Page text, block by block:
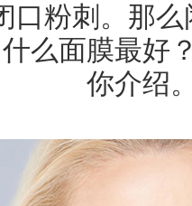
口粉刺。那
么面膜最好
你介绍